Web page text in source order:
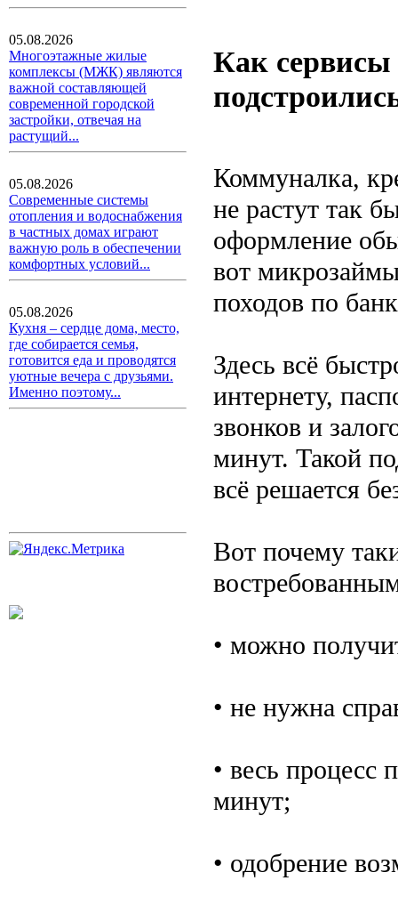
05.08.2026
Многоэтажные жилые
комплексы (МЖК) являются
важной составляющей
современной городской
застройки, отвечая на
растущий...
05.08.2026
Современные системы
отопления и водоснабжения
в частных домах играют
важную роль в обеспечении
комфортных условий...
05.08.2026
Кухня – сердце дома, место,
где собирается семья,
готовится еда и проводятся
уютные вечера с друзьями.
Именно поэтому...
Как сервисы
Коммуналка,
не растут так
оформление
вот
походов по
Здесь всё
интернету,
звонков и
минут. Такой
всё решается
Вот почему
• можно
• не нужна
• весь процесс
минут;
• одобрение